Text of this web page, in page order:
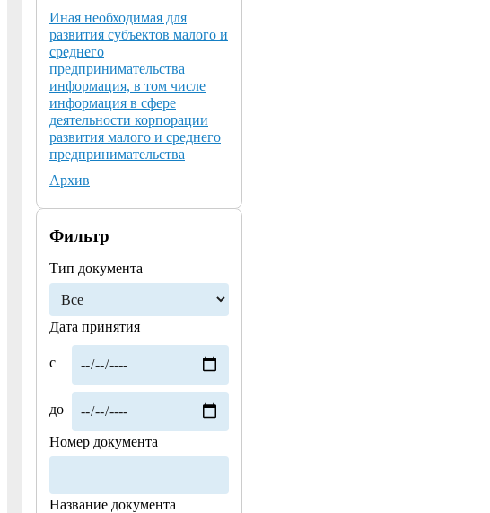
Иная необходимая для
развития субъектов малого и
среднего
предпринимательства
информация, в том числе
информация в сфере
деятельности корпорации
развития малого и среднего
предпринимательства
Архив
Фильтр
Тип документа
Дата принятия
с
до
Номер документа
Название документа